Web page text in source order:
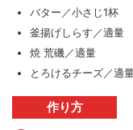
バター／小さじ1杯
釜揚げしらす／適量
焼 荒磯／適量
とろけるチーズ／適
作り方